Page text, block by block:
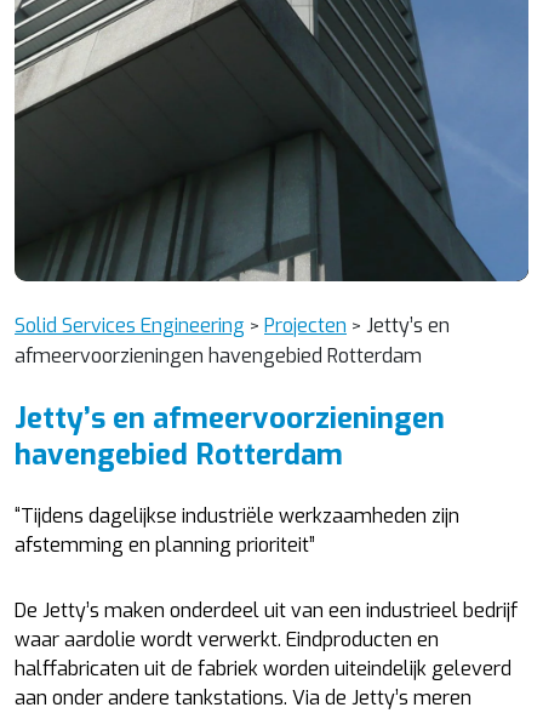
Solid Services Engineering > Projecten > Jetty’s en
afmeervoorzieningen havengebied Rotterdam
Jetty’s en afmeervoorzieningen
havengebied Rotterdam
“Tijdens dagelijkse industriële werkzaamheden zijn
afstemming en planning prioriteit”
De Jetty’s maken onderdeel uit van een industrieel bedrijf
waar aardolie wordt verwerkt. Eindproducten en
halffabricaten uit de fabriek worden uiteindelijk geleverd
aan onder andere tankstations. Via de Jetty’s meren